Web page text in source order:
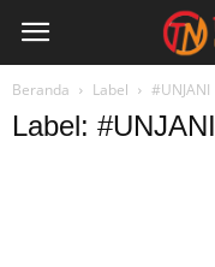
Beranda Label #UNJANI
Label: #UNJANI